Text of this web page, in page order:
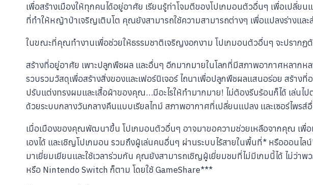
เพื่อสร้างเมืองให้ทุกคนได้อยู่อาศัย เรียนรู้ท่าโจมตีของโปเกมอนตัวอื่นๆ เพื่อเปลี่ย
ที่ทำให้หญ้าป่าเจริญเติบโต คุณยังสามารถใช้ความสามารถต่างๆ เพื่อแปลงร่างและ
ในขณะที่คุณทำงานเพื่อช่วยให้ธรรมชาติเจริญงอกงาม โปเกมอนตัวอื่นๆ จะปรากฏ
สร้างที่อยู่อาศัย เพาะปลูกพืชผล และอื่นๆ อีกมากมายในโลกที่มีสภาพอากาศหลากห
รวบรวมวัสดุเพื่อสร้างสิ่งของและเฟอร์นิเจอร์ ไถนาเพื่อปลูกพืชผลแสนอร่อย สร้า
ปรับแต่งทรงผมและเสื้อผ้าของคุณ…มีอะไรให้ทำมากมาย! ไม่ต้องรีบร้อนก็ได้ เล่นไ
ด้วยระบบกลางวันกลางคืนแบบเรียลไทม์ สภาพอากาศที่เปลี่ยนแปลง และเซอร์ไพร
เมื่อเมืองของคุณพัฒนาขึ้น โปเกมอนตัวอื่นๆ อาจมาขอความช่วยเหลือจากคุณ เ
เองได้ และเชิญโปเกมอน รวมถึงผู้เล่นคนอื่นๆ ผ่านระบบไร้สายในพื้นที่* หรือออนไล
มาเยี่ยมเยียนและใช้เวลาร่วมกัน คุณยังสามารถเชิญผู้เยี่ยมชมที่ไม่มีเกมนี้ได้ ไม่ว่าพ
หรือ Nintendo Switch ก็ตาม โดยใช้ GameShare***